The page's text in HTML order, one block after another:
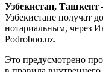
Узбекистан,
Узбекистане получат
нотариальным, через
Podrobno.uz.
Это предусмотрено